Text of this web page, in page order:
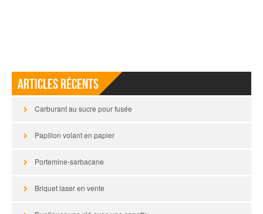
Articles récents
Carburant au sucre pour fusée
Papillon volant en papier
Portemine-sarbacane
Briquet laser en vente